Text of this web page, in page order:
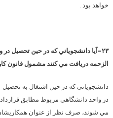
خواهد بود .
۲۳-آيا دانشجوياني كه در حين تحصيل
الزحمه دريافت مي كنند مشمول قانون
دانشجوياني كه در حين اشتغال به تحصيل
در واحد دانشگاهي مربوط مطابق
مي شوند، صرف نظر از عنوان همكاريشان